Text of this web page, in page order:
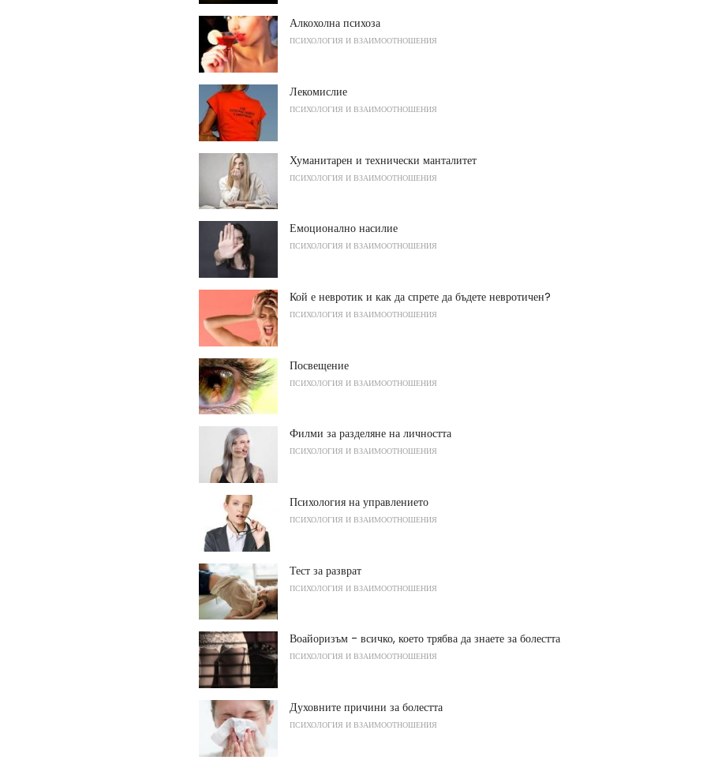
Алкохолна психоза
ПСИХОЛОГИЯ И ВЗАИМООТНОШЕНИЯ
Лекомислие
ПСИХОЛОГИЯ И ВЗАИМООТНОШЕНИЯ
Хуманитарен и технически манталитет
ПСИХОЛОГИЯ И ВЗАИМООТНОШЕНИЯ
Емоционално насилие
ПСИХОЛОГИЯ И ВЗАИМООТНОШЕНИЯ
Кой е невротик и как да спрете да бъдете невротичен?
ПСИХОЛОГИЯ И ВЗАИМООТНОШЕНИЯ
Посвещение
ПСИХОЛОГИЯ И ВЗАИМООТНОШЕНИЯ
Филми за разделяне на личността
ПСИХОЛОГИЯ И ВЗАИМООТНОШЕНИЯ
Психология на управлението
ПСИХОЛОГИЯ И ВЗАИМООТНОШЕНИЯ
Тест за разврат
ПСИХОЛОГИЯ И ВЗАИМООТНОШЕНИЯ
Воайоризъм - всичко, което трябва да знаете за болестта
ПСИХОЛОГИЯ И ВЗАИМООТНОШЕНИЯ
Духовните причини за болестта
ПСИХОЛОГИЯ И ВЗАИМООТНОШЕНИЯ